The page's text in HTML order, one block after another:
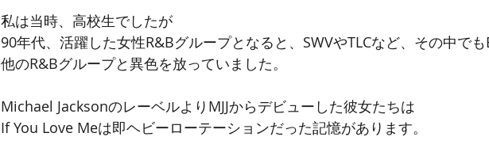
私は当時、高校生でしたが
90年代、活躍した女性R&Bグループとなると、SWVやTLCなど、その中で
他のR&Bグループと異色を放っていました。
Michael JacksonのレーベルよりMJJからデビューした彼女たちは
If You Love Meは即ヘビーローテーションだった記憶があります。